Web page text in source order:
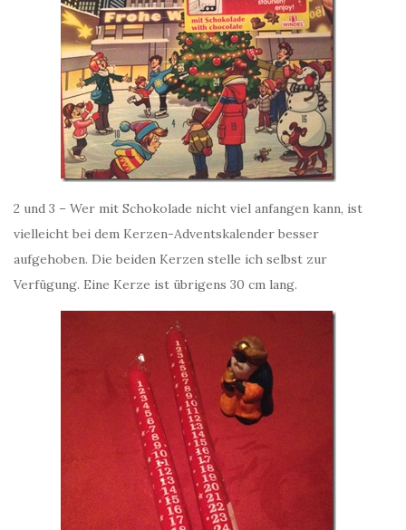
2 und 3 – Wer mit Schokolade nicht viel anfangen kann, ist
vielleicht bei dem Kerzen-Adventskalender besser
aufgehoben. Die beiden Kerzen stelle ich selbst zur
Verfügung. Eine Kerze ist übrigens 30 cm lang.